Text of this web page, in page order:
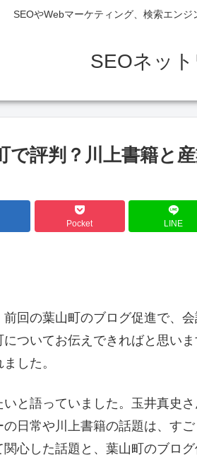
SEOやWebマーケティング、検索エンジ
SEOネット
評判？川上書籍と
Pocket LINE
回の葉山町のブログ促進で、
ついてお伝えできればと思い
した。
と語っていました。玉井真史さ
日常や川上書籍の話題は、す
心した話題と、葉山町のブロ